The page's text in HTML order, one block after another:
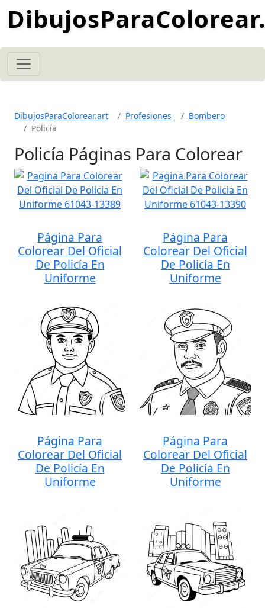
DibujosParaColorear.art Profesiones
Bombero
Policía
Policía Páginas Para Colorear
Página Para
Colorear Del Oficial
De Policía En
Uniforme
Página Para
Colorear Del Oficial
De Policía En
Uniforme
Página Para
Colorear Del Oficial
De Policía En
Uniforme
Página Para
Colorear Del Oficial
De Policía En
Uniforme